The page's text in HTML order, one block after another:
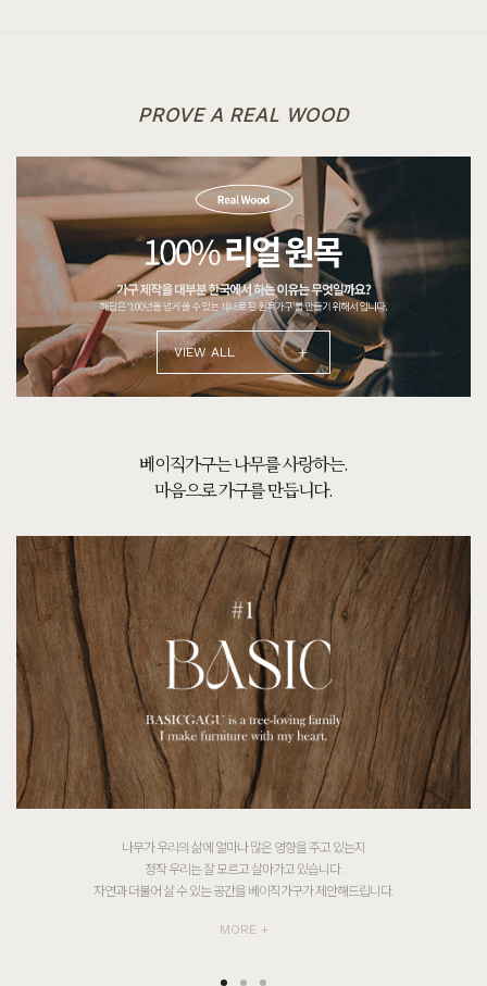
PROVE A REAL WOOD
VIEW ALL +
100% 원목의 가격이
비싸야만 할까요?
제작부터 판매 · 배송까지 모든 과정을 직접 하는 베이직가구.
이는 원목 가구의 합리적인 가격을 위함입니다.
전문 가구 디자이너가 직접 디자인하며 국내 자체공장에서 제작됩니다.
MORE +